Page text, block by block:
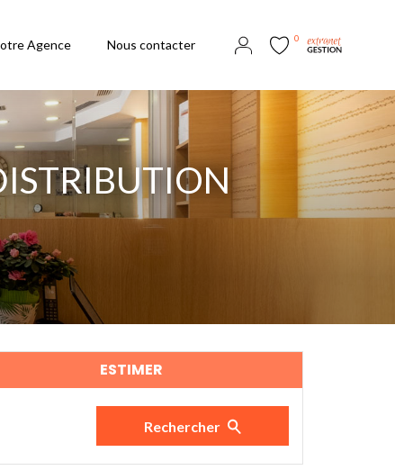
Agence Nous contacter 0
ESTIMER
Rechercher